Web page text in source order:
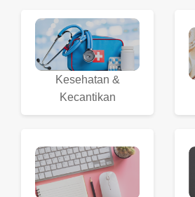
Kesehatan &
Kecantikan